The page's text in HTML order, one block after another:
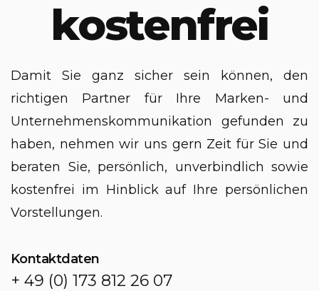
kostenfrei
Damit Sie ganz sicher sein können, den
richtigen Partner für Ihre Marken- und
Unternehmenskommunikation gefunden zu
haben, nehmen wir uns gern Zeit für Sie und
beraten Sie, persönlich, unverbindlich sowie
kostenfrei im Hinblick auf Ihre persönlichen
Vorstellungen.
Kontaktdaten
+ 49 (0) 173 812 26 07